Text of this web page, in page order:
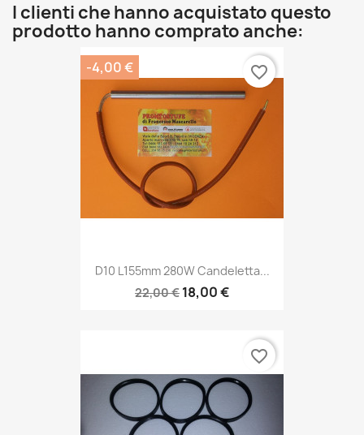
I clienti che hanno acquistato questo
prodotto hanno comprato anche:
D10 L155mm 280W Candeletta...
22,00 € 18,00 €
-4,00 € favorite_border
favorite_border